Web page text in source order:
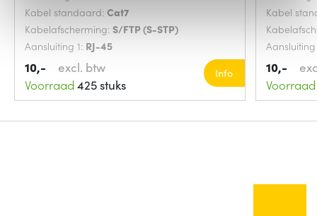
Kabel standaard: Cat7
Kabelafscherming: S/FTP (S-STP)
Aansluiting 1: RJ-45
10,-
excl. btw
Voorraad 425 stuks
Info
Kabel
10,-
Voorraad